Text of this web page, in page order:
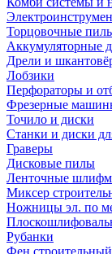
Торцовочные
Аккумуляторные
Дрели и
Лобзики
Перфораторы и
Фрезерные
Точило и диски
Станки и диски
Граверы
Дисковые пилы
Ленточные
Миксер
Ножницы эл. по
Рубанки
Фен